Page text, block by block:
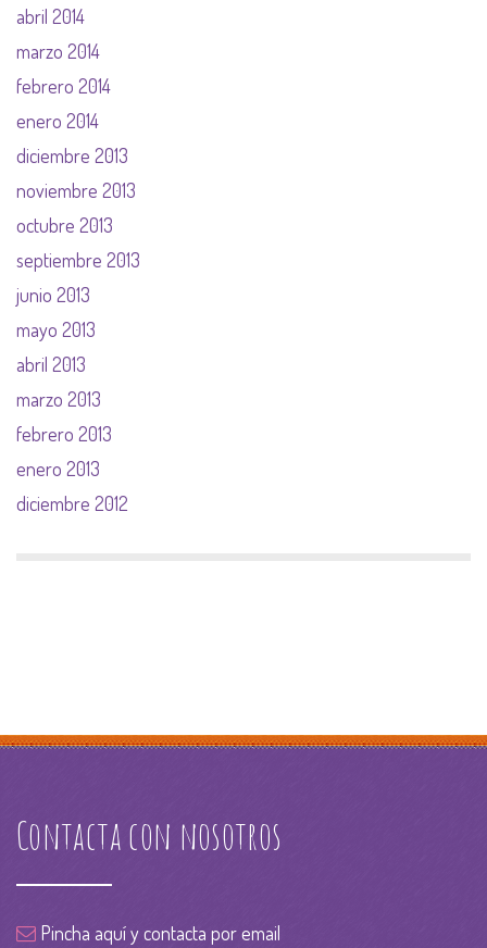
abril 2014
marzo 2014
febrero 2014
enero 2014
diciembre 2013
noviembre 2013
octubre 2013
septiembre 2013
junio 2013
mayo 2013
abril 2013
marzo 2013
febrero 2013
enero 2013
diciembre 2012
Contacta con nosotros
Pincha aquí y contacta por email